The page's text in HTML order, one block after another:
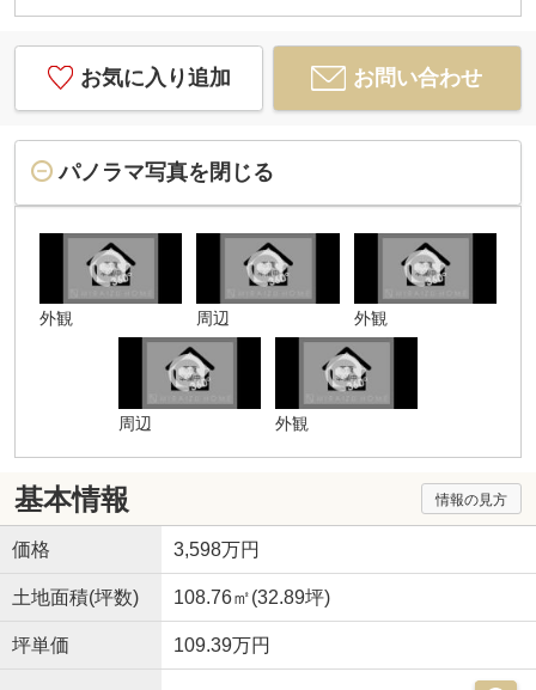
お気に入り追加 お問い合わせ
パノラマ写真を閉じる
外観 周辺 外観
周辺 外観
基本情報 情報の見方
価格 3,598万円
土地面積(坪数) 108.76㎡(32.89坪)
坪単価 109.39万円